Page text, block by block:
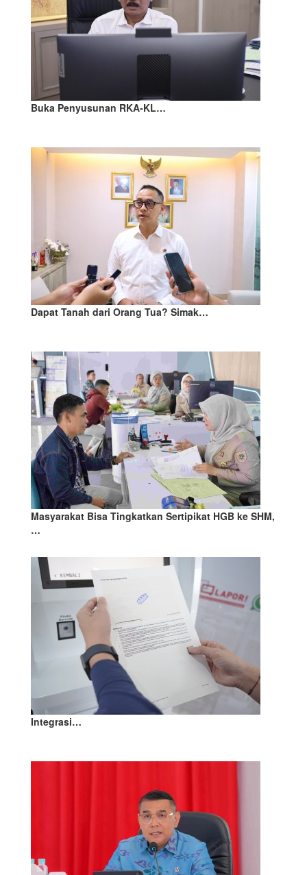
Buka Penyusunan RKA-KL…
Dapat Tanah dari Orang Tua? Simak…
Masyarakat Bisa Tingkatkan Sertipikat HGB ke SHM,
…
Integrasi…